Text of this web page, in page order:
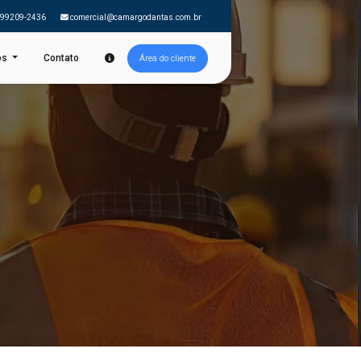
2436
comercial@camargodantas.com.br
Contato Área do cliente